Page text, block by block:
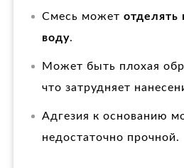
Смесь может отделять
воду.
Может быть плохая
что затрудняет
Адгезия к основанию
недостаточно прочной.